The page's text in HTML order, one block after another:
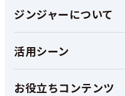
ジンジャーについて
活用シーン
お役立ちコンテンツ